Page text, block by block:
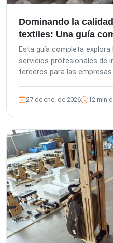
Dominando la
textiles: Una guía
de inspección en
Esta guía completa
servicios profesionales de
terceros para las
compradores extranjeros,
locales y a las fábricas a
productos, evitar riesgos y
internacionales mediante
desde la preproducción
destacando nuestra
control de calidad
cliente.
27 de ene. de 2026 12 min